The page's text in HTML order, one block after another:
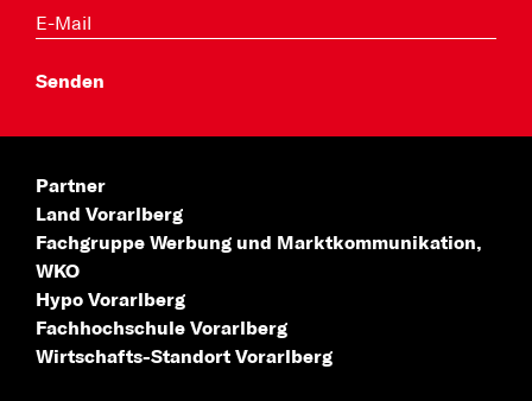
Partner
Land Vorarlberg
Fachgruppe Werbung und Marktkommunikation,
WKO
Hypo Vorarlberg
Fachhochschule Vorarlberg
Wirtschafts-Standort Vorarlberg